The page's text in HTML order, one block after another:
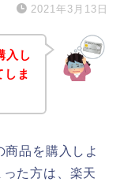
2021年3月13日
入し
ま
品を購入しよ
た方は、楽天